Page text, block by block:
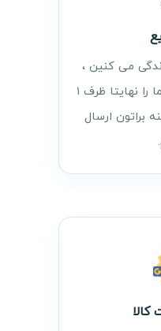
می کنین ،
ما کالای خریداری شده شما را نهایتا ظرف ۱
براتون ارسال